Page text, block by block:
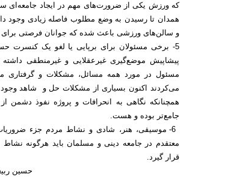
که ورزش یکی از ضرورت‌های مهم در ایجاد جامعه‌ای
همدان تا رسیدن به وضع مطلوب فاصله زیادی وجود
و سالن‌های ورزشی باعث شده که جوانان فرصتی برای
5- برخی مسئولان برای برپایی یا لغو یک کنسرت
پیشاپیش موضع‌گیری غیرعقلایی و غیرمنطقی
مسئول در مورد همه مسائل، مشکلات و گرفتاری
می‌کردند اکنون بسیاری از مشکلات حل و شاهد وجود
همچنانکه نگاهی به انحرافات و پروژه نفوذ دشمن
جامع‌تر بوده و هست.
6- موسیقی، هنر، شادی و نشاط مردم جزء
معتقدم در جامعه دینی و مسلمان باید هرگونه
قرار گیرد.
حسین ربیعی: کارشناس